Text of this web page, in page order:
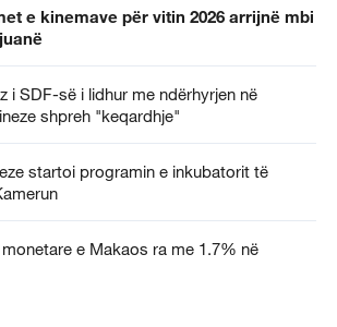
e kinemave për vitin 2026 arrijnë mbi
i SDF-së i lidhur me ndërhyrjen në
shpreh "keqardhje"
startoi programin e inkubatorit të
e Makaos ra me 1.7% në